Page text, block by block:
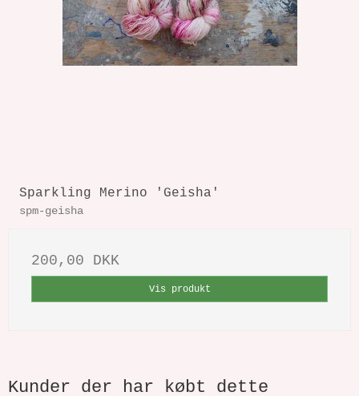
Sparkling Merino 'Geisha'
spm-geisha
200,00 DKK
Vis produkt
Kunder der har købt dette